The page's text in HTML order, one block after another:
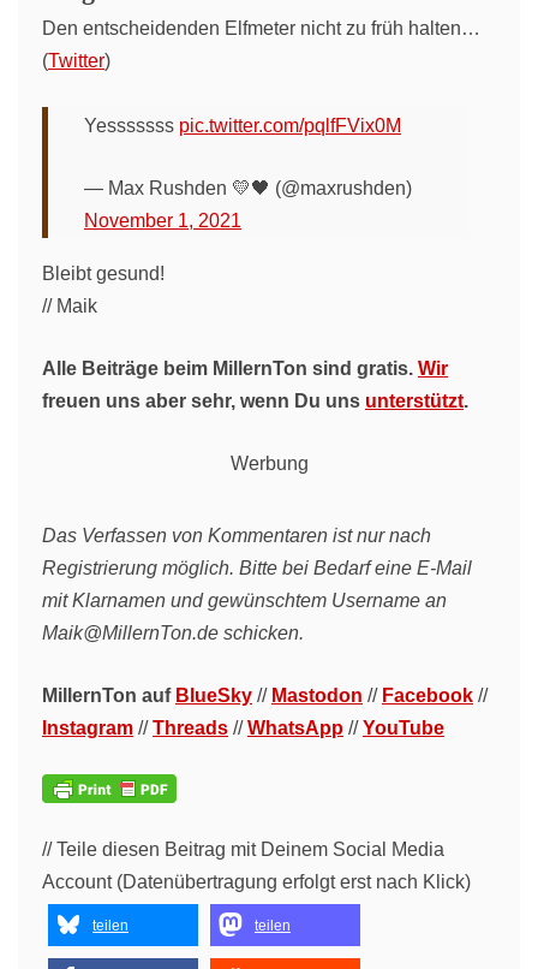
Den entscheidenden Elfmeter nicht zu früh halten…
(Twitter)
Yesssssss pic.twitter.com/pqlfFVix0M
— Max Rushden 💛🖤 (@maxrushden)
November 1, 2021
Bleibt gesund!
// Maik
Alle Beiträge beim MillernTon sind gratis. Wir
freuen uns aber sehr, wenn Du uns unterstützt.
Werbung
Das Verfassen von Kommentaren ist nur nach
Registrierung möglich. Bitte bei Bedarf eine E-Mail
mit Klarnamen und gewünschtem Username an
Maik@MillernTon.de schicken.
MillernTon auf BlueSky // Mastodon // Facebook //
Instagram //Threads //WhatsApp //YouTube
// Teile diesen Beitrag mit Deinem Social Media
Account (Datenübertragung erfolgt erst nach Klick)
teilen teilen